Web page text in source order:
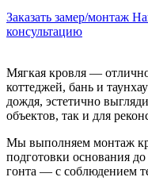
Заказать замер/монтаж
консультацию
Мягкая кровля —
коттеджей, бань и
дождя, эстетично
объектов, так и для
Мы выполняем монтаж
подготовки основания
гонта — с соблюдением